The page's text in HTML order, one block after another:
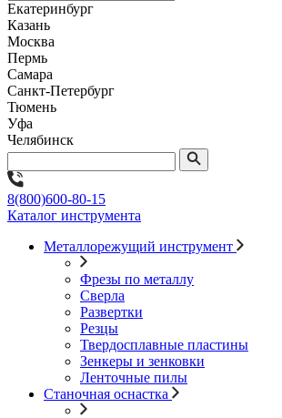
Екатеринбург
Казань
Москва
Пермь
Самара
Санкт-Петербург
Тюмень
Уфа
Челябинск
8(800)600-80-15
Каталог инструмента
Металлорежущий инструмент
Фрезы по металлу
Сверла
Развертки
Резцы
Твердосплавные пластины
Зенкеры и зенковки
Ленточные пилы
Станочная оснастка